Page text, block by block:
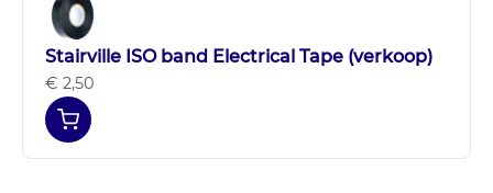
Stairville ISO band Electrical Tape (verkoop)
€ 2,50